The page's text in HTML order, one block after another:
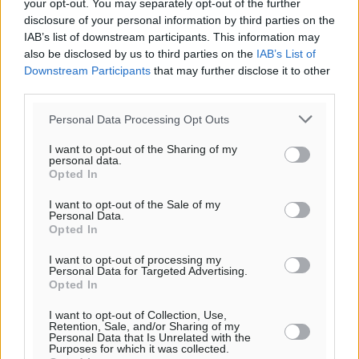
your opt-out. You may separately opt-out of the further
disclosure of your personal information by third parties on the
IAB’s list of downstream participants. This information may
also be disclosed by us to third parties on the IAB’s List of
Downstream Participants that may further disclose it to other
Personal Data Processing Opt Outs
I want to opt-out of the Sharing of my
personal data.
Opted In
I want to opt-out of the Sale of my
Personal Data.
Opted In
I want to opt-out of processing my
Personal Data for Targeted Advertising.
Opted In
I want to opt-out of Collection, Use,
Retention, Sale, and/or Sharing of my
Personal Data that Is Unrelated with the
Purposes for which it was collected.
Υπενθύμιση:
ιστοσελίδες είναι απαραίτητη η χρήση του παρακάτω
παρεχόμενου συνδέσμου παραπομπής προς το άρθρο
της Δημοκρατικής.